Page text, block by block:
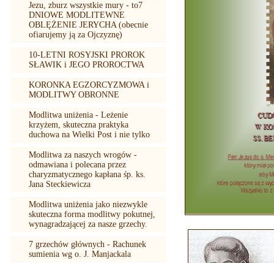
Jezu, zburz wszystkie mury - to7
DNIOWE MODLITEWNE
OBLĘŻENIE JERYCHA (obecnie
ofiarujemy ją za Ojczyznę)
10-LETNI ROSYJSKI PROROK
SŁAWIK i JEGO PROROCTWA
KORONKA EGZORCYZMOWA i
MODLITWY OBRONNE
Modlitwa uniżenia - Leżenie
krzyżem, skuteczna praktyka
duchowa na Wielki Post i nie tylko
Modlitwa za naszych wrogów -
odmawiana i polecana przez
charyzmatycznego kapłana śp. ks.
Jana Steckiewicza
Modlitwa uniżenia jako niezwykle
skuteczna forma modlitwy pokutnej,
wynagradzającej za nasze grzechy.
7 grzechów głównych - Rachunek
sumienia wg o. J. Manjackala